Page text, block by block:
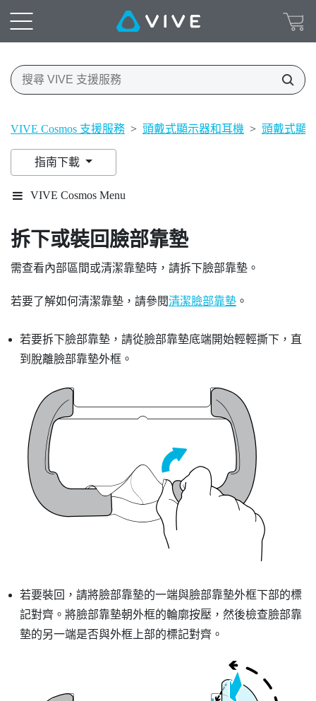
VIVE Cosmos 支援服務 > 頭戴式顯示器和耳機 > 頭戴式顯
指南下載
VIVE Cosmos Menu
拆下或裝回臉部靠墊
需查看內部區間或清潔靠墊時，請拆下臉部靠墊。
若要了解如何清潔靠墊，請參閱清潔臉部靠墊 。
若要拆下臉部靠墊，請從臉部靠墊底端開始輕輕撕下，直
到脫離臉部靠墊外框。
若要裝回，請將臉部靠墊的一端與臉部靠墊外框下部的標
記對齊。將臉部靠墊朝外框的輪廓按壓，然後檢查臉部靠
墊的另一端是否與外框上部的標記對齊。